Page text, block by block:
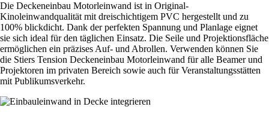
Die Deckeneinbau Motorleinwand ist in Original-
Kinoleinwandqualität mit dreischichtigem PVC hergestellt und zu
100% blickdicht. Dank der perfekten Spannung und Planlage eignet
sie sich ideal für den täglichen Einsatz. Die Seile und Projektionsfläche
ermöglichen ein präzises Auf- und Abrollen. Verwenden können Sie
die Stiers Tension Deckeneinbau Motorleinwand für alle Beamer und
Projektoren im privaten Bereich sowie auch für Veranstaltungsstätten
mit Publikumsverkehr.